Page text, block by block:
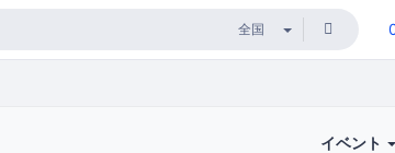
イベント